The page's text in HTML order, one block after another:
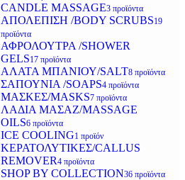
CANDLE MASSAGE3 προϊόντα
ΑΠΟΛΕΠΙΣΗ /BODY SCRUBS19
προϊόντα
ΑΦΡΟΛΟΥΤΡΑ /SHOWER
GELS17 προϊόντα
ΑΛΑΤΑ ΜΠΑΝΙΟΥ/SALT8 προϊόντα
ΣΑΠΟΥΝΙΑ /SOAPS4 προϊόντα
ΜΑΣΚΕΣ/MASKS7 προϊόντα
ΛΑΔΙΑ ΜΑΣΑΖ/MASSAGE
OILS6 προϊόντα
ICE COOLING1 προϊόν
ΚΕΡΑΤΟΛΥΤΙΚΕΣ/CALLUS
REMOVER4 προϊόντα
SHOP BY COLLECTION36 προϊόντα